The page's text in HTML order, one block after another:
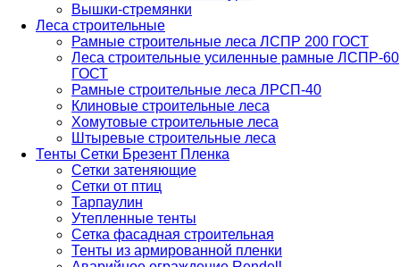
Вышки-стремянки
Леса строительные
Рамные строительные леса ЛСПР 200 ГОСТ
Леса строительные усиленные рамные ЛСПР-60
ГОСТ
Рамные строительные леса ЛРСП-40
Клиновые строительные леса
Хомутовые строительные леса
Штыревые строительные леса
Тенты Сетки Брезент Пленка
Сетки затеняющие
Сетки от птиц
Тарпаулин
Утепленные тенты
Сетка фасадная строительная
Тенты из армированной пленки